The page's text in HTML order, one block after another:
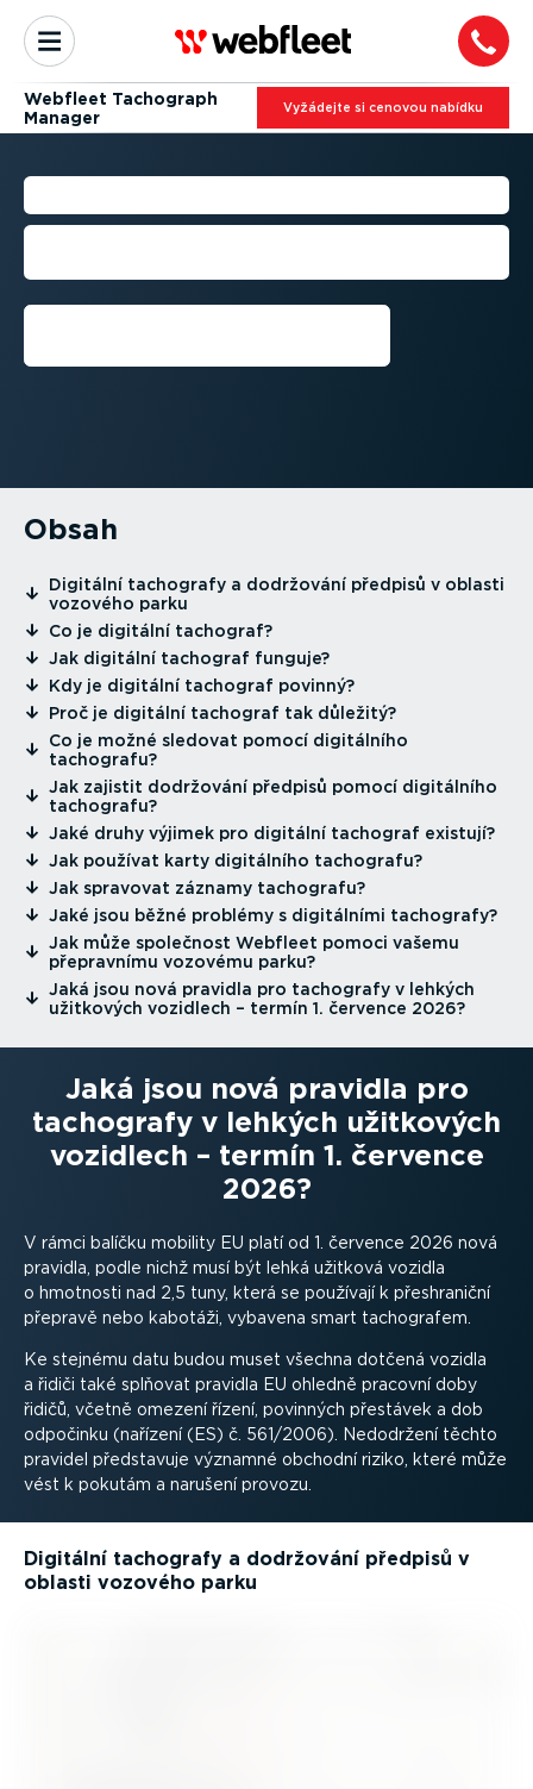
Webfleet Tachograph
Manager
Vyžádejte si cenovou nabídku
DIGITÁLNÍ TACHOGRAFY
Průvodce tachografy a souvi­se­jícími
Obsah
⁠Digitální tachografy a dodržování předpisů v oblasti
vozového parku
⁠Co je digitální tachograf?
⁠Jak digitální tachograf funguje?
⁠Kdy je digitální tachograf povinný?
⁠Proč je digitální tachograf tak důležitý?
⁠Co je možné sledovat pomocí digitálního
tachografu?
⁠Jak zajistit dodržování předpisů pomocí digitálního
tachografu?
⁠Jaké druhy výjimek pro digitální tachograf existují?
⁠Jak používat karty digitálního tachografu?
⁠Jak spravovat záznamy tachografu?
⁠Jaké jsou běžné problémy s digitálními tachografy?
⁠Jak může společnost Webfleet pomoci vašemu
přepravnímu vozovému parku?
⁠Jaká jsou nová pravidla pro tachografy v lehkých
užitkových vozidlech – termín 1. července 2026?
Jaká jsou nová pravidla pro
tachografy v lehkých užitkových
vozidlech – termín 1. července
2026?
V rámci balíčku mobility EU platí od 1. července 2026 nová
pravidla, podle nichž musí být lehká užitková vozidla
o hmotnosti nad 2,5 tuny, která se používají k přeshra­niční
přepravě nebo kabotáži, vybavena smart tachografem.
Ke stejnému datu budou muset všechna dotčená vozidla
a řidiči také splňovat pravidla EU ohledně pracovní doby
řidičů, včetně omezení řízení, povinných přestávek a dob
odpočinku (nařízení (ES) č. 561/2006). Nedodržení těchto
pravidel představuje významné obchodní riziko, které může
vést k pokutám a narušení provozu.
Digitální tachografy a dodržování předpisů v
oblasti vozového parku